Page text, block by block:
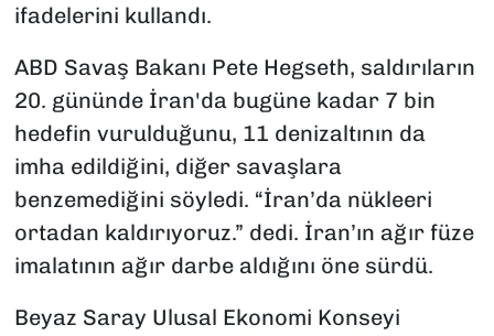
ifadelerini kullandı.
ABD Savaş Bakanı Pete Hegseth, saldırıların
20. gününde İran'da bugüne kadar 7 bin
hedefin vurulduğunu, 11 denizaltının da
imha edildiğini, diğer savaşlara
benzemediğini söyledi. “İran’da nükleeri
ortadan kaldırıyoruz.” dedi. İran’ın ağır füze
imalatının ağır darbe aldığını öne sürdü.
Beyaz Saray Ulusal Ekonomi Konseyi